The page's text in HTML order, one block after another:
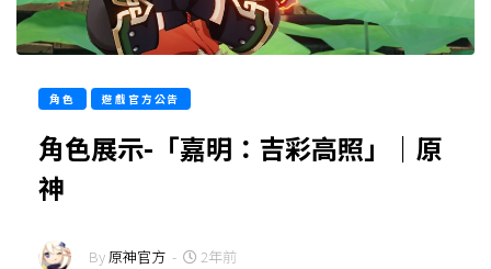
角色 遊戲官方公告
角色展示-「嘉明：吉彩高照」｜原
神
By原神官方 - 2年前